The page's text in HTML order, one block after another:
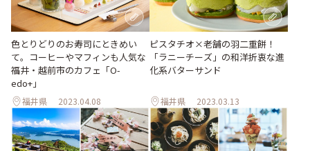
色とりどりのお寿司にときめい
て。コーヒーやマフィンも人気な
福井・越前市のカフェ「O-
edo+」
福井県 2023.04.08
ピスタチオ×老舗の羽二重餅！
「ラニーチーズ」の和洋折衷な進
化系バターサンド
福井県 2023.03.13